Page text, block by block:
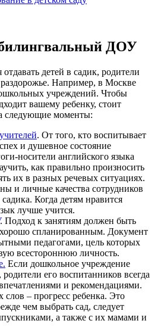
ДОУ
детей в садик, родители
Например, в Москве
учреждений. Чтобы
вашему ребенку, стоит
следующие моменты:
. От того, кто воспитывает
и душевное состояние
носители английского языка
как правильно произносить
их в разных речевых ситуациях.
и личные качества сотрудников
Когда детям нравится
лучше учится.
. Подход к занятиям должен быть
спланированным. Документ
педагогами, цель которых
всестороннюю личность.
Если дошкольное учреждение
его воспитанников всегда
и рекомендациями.
– прогресс ребенка. Это
чем выбрать сад, следует
а также с их мамами и